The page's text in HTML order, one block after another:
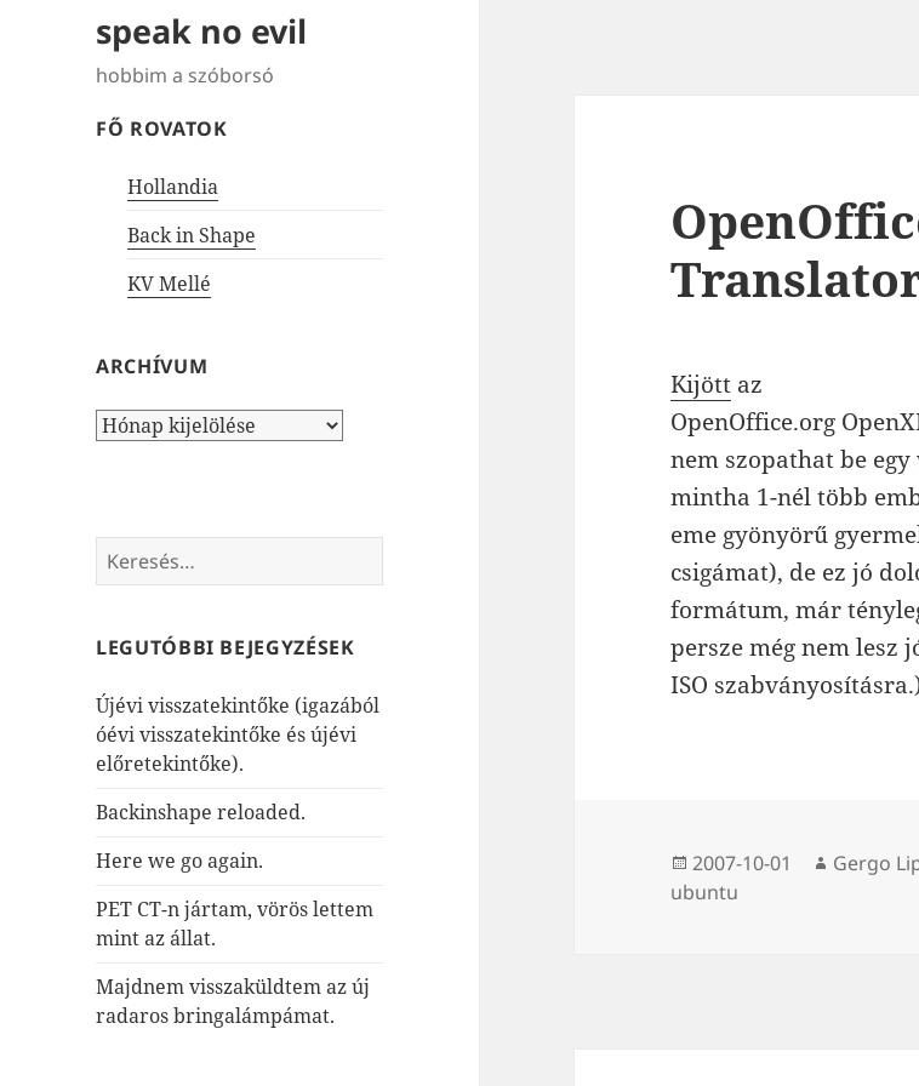
speak no evil
hobbim a szóborsó
FŐ ROVATOK
Hollandia
Back in Shape
KV Mellé
ARCHÍVUM
Archívum
Keresés:
LEGUTÓBBI BEJEGYZÉSEK
Újévi visszatekintőke (igazából
óévi visszatekintőke és újévi
előretekintőke).
Backinshape reloaded.
Here we go again.
PET CT-n jártam, vörös lettem
mint az állat.
Majdnem visszaküldtem az új
radaros bringalámpámat.
Kijött az
OpenOffice.org
nem szopathat be
mintha 1-nél több
eme gyönyörű
csigámat), de ez jó
formátum, már
persze még nem lesz
ISO
Közzétéve
2007-10-01 Szerző
Gergo
ubuntu